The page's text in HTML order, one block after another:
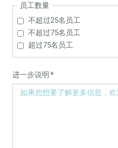
员工数量
不超过25名员工
不超过75名员工
超过75名员工
Mandatory
field
进一步说明 *